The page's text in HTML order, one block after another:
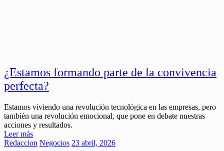
¿Estamos formando parte de la convivencia
perfecta?
Estamos viviendo una revolución tecnológica en las empresas, pero
también una revolución emocional, que pone en debate nuestras
acciones y resultados.
Leer más
Redaccion Negocios 23 abril, 2026